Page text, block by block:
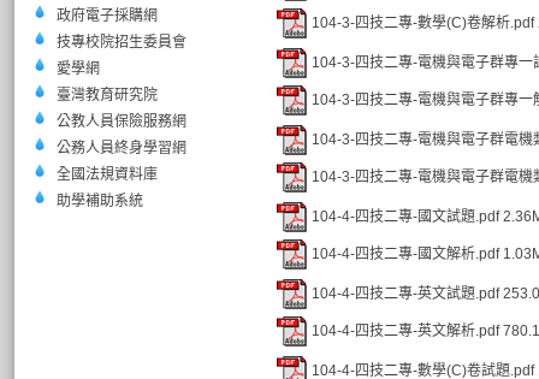
政府電子採購網
技專校院招生委員會
愛學網
臺灣教育研究院
公教人員保險服務網
公務人員終身學習網
全國法規資料庫
助學補助系統
104-3-四技二專-數學(C)卷解析.pdf
104-3-四技二專-電機與電子群專一
104-3-四技二專-電機與電子群專一
104-3-四技二專-電機與電子群電機
104-3-四技二專-電機與電子群電機
104-4-四技二專-國文試題.pdf
104-4-四技二專-國文解析.pdf
104-4-四技二專-英文試題.pdf
104-4-四技二專-英文解析.pdf
104-4-四技二專-數學(C)卷試題.pdf